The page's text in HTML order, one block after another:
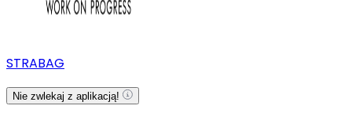
STRABAG
Nie zwlekaj z aplikacją!